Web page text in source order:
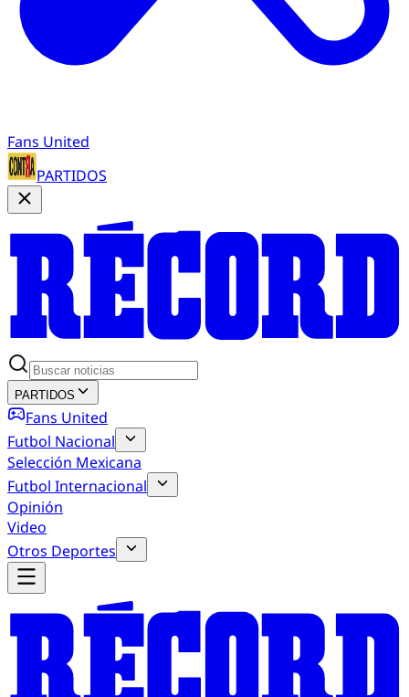
Fans United
PARTIDOS
PARTIDOS
Fans United
Futbol Nacional
Selección Mexicana
Futbol Internacional
Opinión
Video
Otros Deportes